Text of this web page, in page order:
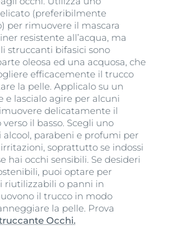
(preferibilmente
per rimuovere il mascara
resistente all’acqua, ma
struccanti bifasici sono
oleosa ed una acquosa, che
efficacemente il trucco
la pelle. Applicalo su un
e lascialo agire per alcuni
delicatamente il
il basso. Scegli uno
parabeni e profumi per
soprattutto se indossi
hai occhi sensibili. Se desideri
puoi optare per
riutilizzabili o panni in
il trucco in modo
la pelle. Prova
Occhi.